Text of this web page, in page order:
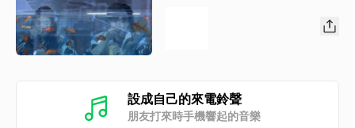
設成自己的來電鈴聲
朋友打來時手機響起的音樂